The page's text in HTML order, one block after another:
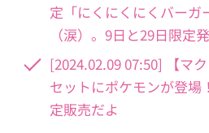
定「にくにくにくバーガ
（涙）。9日と29日限定
[2024.02.09 07:50] 【マ
セットにポケモンが登場
定販売だよ